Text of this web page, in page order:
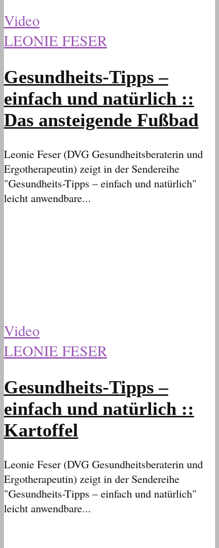
Video
LEONIE FESER
Gesundheits-Tipps –
einfach und natürlich ::
Das ansteigende Fußbad
Leonie Feser (DVG Gesundheitsberaterin und
Ergotherapeutin) zeigt in der Sendereihe
"Gesundheits-Tipps – einfach und natürlich"
leicht anwendbare...
Video
LEONIE FESER
Gesundheits-Tipps –
einfach und natürlich ::
Kartoffel
Leonie Feser (DVG Gesundheitsberaterin und
Ergotherapeutin) zeigt in der Sendereihe
"Gesundheits-Tipps – einfach und natürlich"
leicht anwendbare...